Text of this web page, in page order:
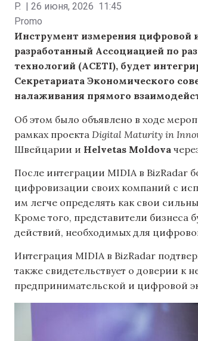
P. | 26 июня, 2026 11:45
Promo
Инструмент измерения цифровой
разработанный Ассоциацией по
технологий (ACETI), будет
Секретариата Экономического
налаживания прямого
Об этом было объявлено в ходе
рамках проекта Digital Maturity in
Швейцарии и Helvetas Moldova
После интеграции MIDIA в BizRadar
цифровизации своих компаний с
им легче определять как свои
Кроме того, представители бизнеса
действий, необходимых для
Интеграция MIDIA в BizRadar
также свидетельствует о доверии к
предпринимательской и цифровой